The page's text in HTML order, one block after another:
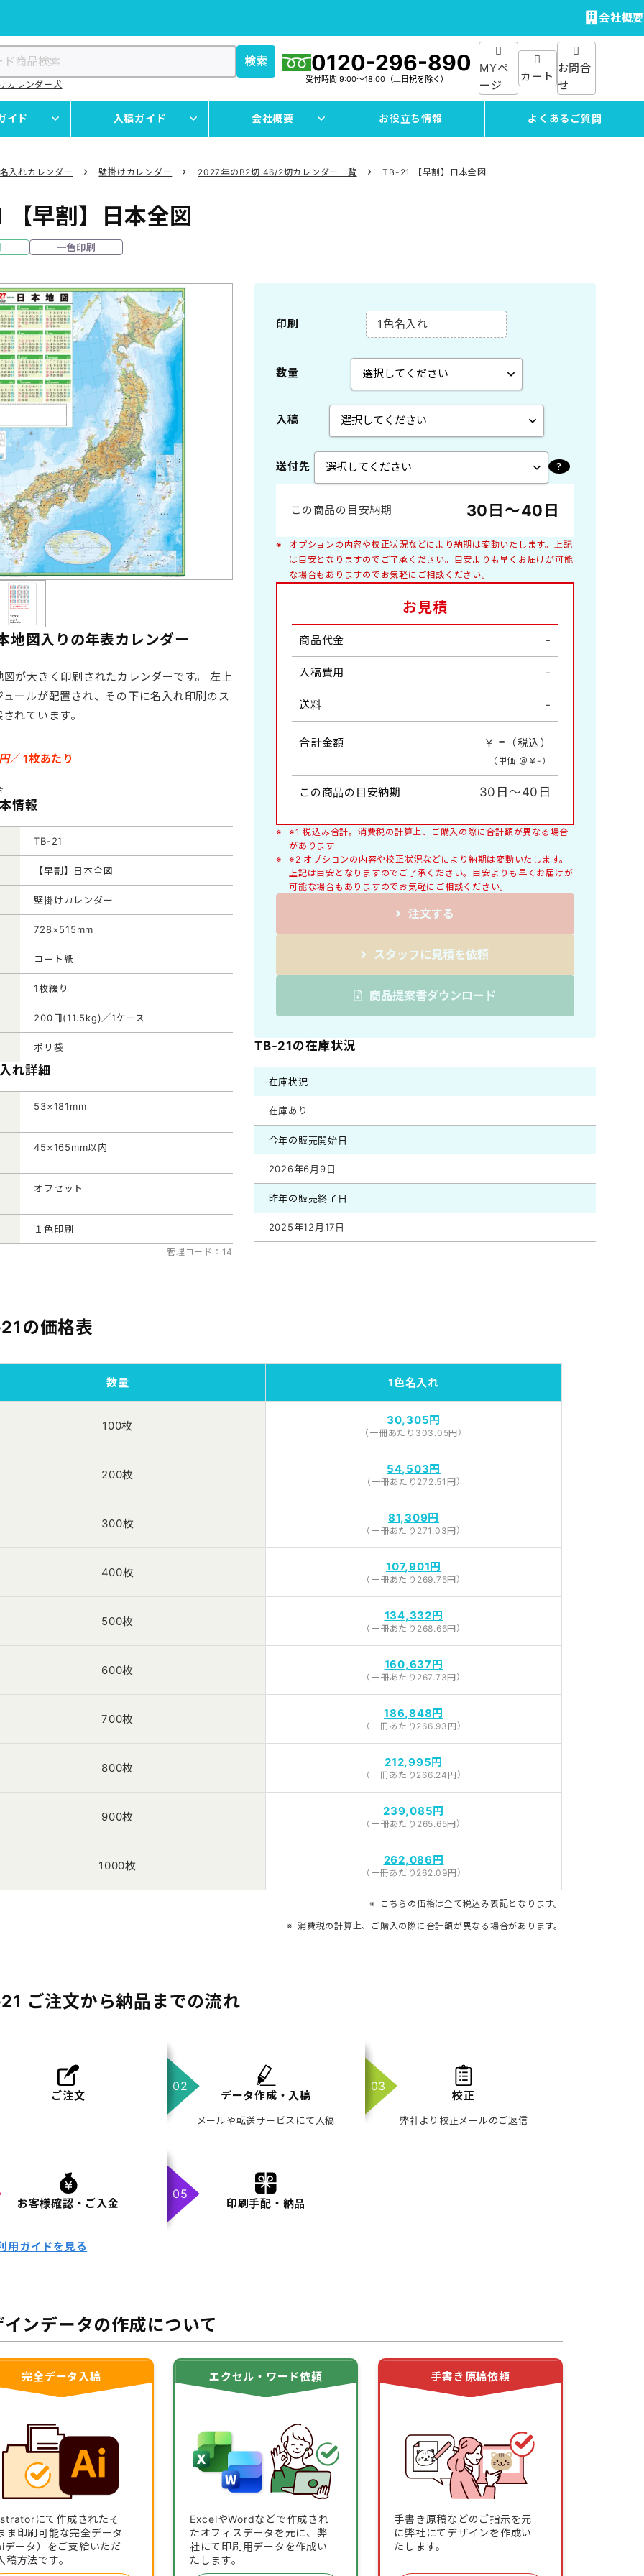
会社概要
検索
カレンダー 犬
MYペ
ージ
カート
お問合
せ
0120-296-890
受付時間 9:00～18:00（土日祝を除く）
イド 入稿ガイド 会社概要 お役立ち情報 よくあるご質問
名入れカレンダー 壁掛けカレンダー 2027年のB2切 46/2切カレンダー一覧 TB-21 【早割】日本全図
【早割】日本全図
一色印刷
地図入りの年表カレンダー
が大きく印刷されたカレンダーです。 左上
ールが配置され、その下に名入れ印刷のス
れています。
／ 1枚あたり
情報
TB-21
【早割】日本全図
壁掛けカレンダー
728×515mm
コート紙
1枚綴り
200冊(11.5kg)／1ケース
ポリ袋
れ詳細
53×181mm
45×165mm以内
オフセット
１色印刷
管理コード：14
印刷 1色名入れ
数量
入稿
送付先
この商品の目安納期 30日～40日
オプションの内容や校正状況などにより納期は変動いたします。上記
は目安となりますのでご了承ください。目安よりも早くお届けが可能
な場合もありますのでお気軽にご相談ください。
お見積
商品代金 -
入稿費用 -
送料 -
合計金額 ￥ - （税込）
（単価 ＠￥- ）
この商品の目安納期 30日～40日
※1 税込み合計。消費税の計算上、ご購入の際に合計額が異なる場合
があります
※2 オプションの内容や校正状況などにより納期は変動いたします。
上記は目安となりますのでご了承ください。目安よりも早くお届けが
可能な場合もありますのでお気軽にご相談ください。
注文する
スタッフに見積を依頼
商品提案書ダウンロード
TB-21の在庫状況
在庫状況
在庫あり
今年の販売開始日
2026年6月9日
昨年の販売終了日
2025年12月17日
の価格表
数量 1色名入れ
100枚 30,305円
（一冊あたり303.05円）
200枚 54,503円
（一冊あたり272.51円）
300枚 81,309円
（一冊あたり271.03円）
400枚 107,901円
（一冊あたり269.75円）
500枚 134,332円
（一冊あたり268.66円）
600枚 160,637円
（一冊あたり267.73円）
700枚 186,848円
（一冊あたり266.93円）
800枚 212,995円
（一冊あたり266.24円）
900枚 239,085円
（一冊あたり265.65円）
1000枚 262,086円
（一冊あたり262.09円）
こちらの価格は全て税込み表記となります。
消費税の計算上、ご購入の際に合計額が異なる場合があります。
ご注文から納品までの流れ
ご注文 データ作成・入稿
メールや転送サービスにて入稿
校正
弊社より校正メールのご返信
お客様確認・ご入金 印刷手配・納品
用ガイドを見る
ンデータの作成について
完全データ入稿
にて作成されたそ
ま印刷可能な完全データ
データ）をご支給いただ
稿方法です。
エクセル・ワード依頼
ExcelやWordなどで作成され
たオフィスデータを元に、弊
社にて印刷用データを作成い
たします。
手書き原稿依頼
手書き原稿などのご指示を元
に弊社にてデザインを作成い
たします。
製本 ペーパーリング製本 エコペーパーリング製本
ペーパースタンド
デスクマット・他 木製卓上
A2切 菊2
B8切 46/8切 B4切 46/4切
A4切 菊4
自然 世界遺産
日本の風景
優 車
写真集 釣り
ペット・動物
花 花ごよみ
ンジメント
浮世絵・版画 絵画
日本家屋
風物詩・四季の情景
健康・医学 情報